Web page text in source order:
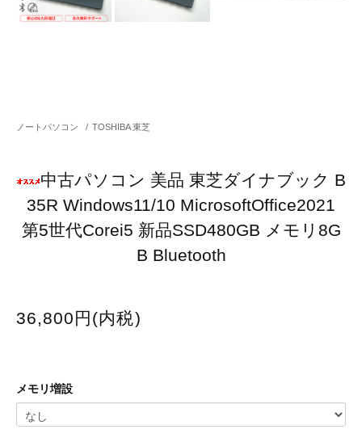
ノートパソコン / TOSHIBA 東芝
中古パソコン 美品 東芝ダイナブック B
35R Windows11/10 MicrosoftOffice2021
第5世代Corei5 新品SSD480GB メモリ8G
B Bluetooth
36,800円(内税)
メモリ増設